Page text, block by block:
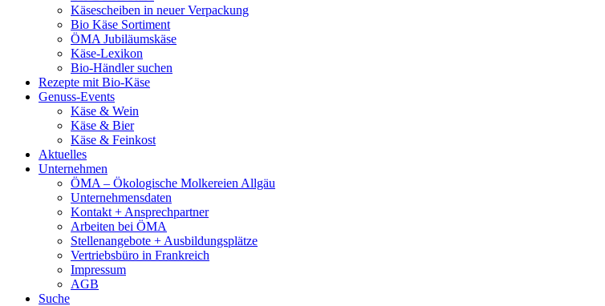
Käsescheiben in neuer Verpackung
Bio Käse Sortiment
ÖMA Jubiläumskäse
Käse-Lexikon
Bio-Händler suchen
Rezepte mit Bio-Käse
Genuss-Events
Käse & Wein
Käse & Bier
Käse & Feinkost
Aktuelles
Unternehmen
ÖMA – Ökologische Molkereien Allgäu
Unternehmensdaten
Kontakt + Ansprechpartner
Arbeiten bei ÖMA
Stellenangebote + Ausbildungsplätze
Vertriebsbüro in Frankreich
Impressum
AGB
Suche